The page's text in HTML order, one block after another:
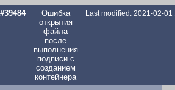
Ошибка
открытия
файла
после
выполнения
подписи с
созданием
контейнера
Last modified: 2021-02-01